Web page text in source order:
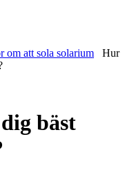
om att sola solarium
Hur
bäst